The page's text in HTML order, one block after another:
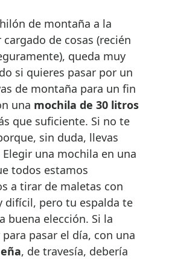
de montaña a la
de cosas (recién
queda muy
si quieres pasar por un
de montaña para un fin
una mochila de 30 litros
que suficiente. Si no te
sin duda, llevas
Elegir una mochila en una
todos estamos
a tirar de maletas con
difícil, pero tu espalda te
buena elección. Si la
pasar el día, con una
, de travesía, debería